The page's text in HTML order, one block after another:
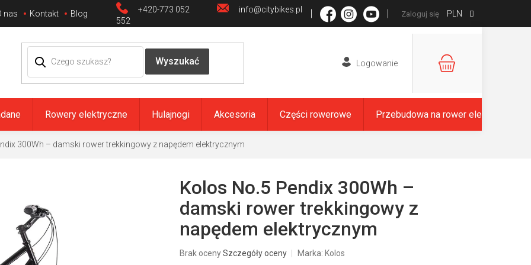
+420-773 052
552
info@citybikes.pl
nas Kontakt Blog PLN
Zaloguj się
KOSZYK
Rowery elektryczne Hulajnogi Akcesoria Części rowerowe Przebudowa na rower elektryczny
300Wh – damski rower trekkingowy z napędem elektrycznym
Kolos No.5 Pendix 300Wh –
damski rower trekkingowy z
napędem elektrycznym
Średnia
Brak ocenySzczegóły oceny Marka: Kolos